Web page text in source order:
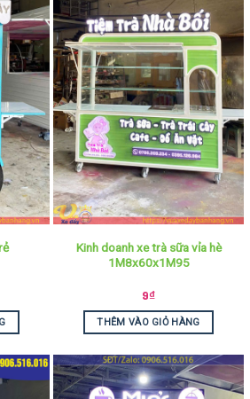
Kinh doanh xe trà sữa vỉa hè
1M8x60x1M95
9₫
THÊM VÀO GIỎ HÀNG